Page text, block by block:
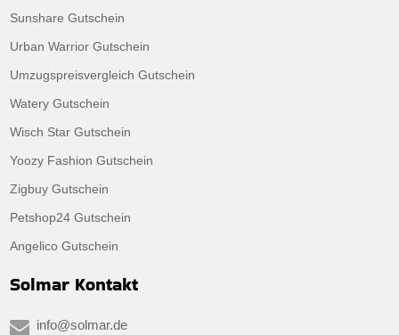
Sunshare Gutschein
Urban Warrior Gutschein
Umzugspreisvergleich Gutschein
Watery Gutschein
Wisch Star Gutschein
Yoozy Fashion Gutschein
Zigbuy Gutschein
Petshop24 Gutschein
Angelico Gutschein
Solmar Kontakt
info@solmar.de